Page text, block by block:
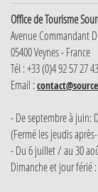
Office de Tourisme
Avenue Commandant
05400 Veynes - France
Tél : +33 (0)4 92 57 27 43
Email :
- De septembre à juin:
(Fermé les jeudis
- Du 6 juillet / au 30
Dimanche et jour férié